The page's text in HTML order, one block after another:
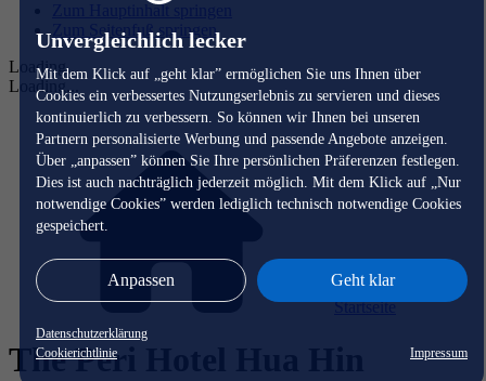
Unvergleichlich lecker
Mit dem Klick auf „geht klar” ermöglichen Sie uns Ihnen über
Cookies ein verbessertes Nutzungserlebnis zu servieren und dieses
kontinuierlich zu verbessern. So können wir Ihnen bei unseren
Partnern personalisierte Werbung und passende Angebote anzeigen.
Über „anpassen” können Sie Ihre persönlichen Präferenzen festlegen.
Dies ist auch nachträglich jederzeit möglich. Mit dem Klick auf „Nur
notwendige Cookies” werden lediglich technisch notwendige Cookies
gespeichert.
Anpassen Geht klar
Datenschutzerklärung
Cookierichtlinie
Impressum
Zum Hauptinhalt springen
Zum Seitenfuß springen
Loading...
Loading...
Startseite
The Peri Hotel Hua Hin